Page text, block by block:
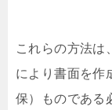
これらの方法は
により書面を作
保）ものである